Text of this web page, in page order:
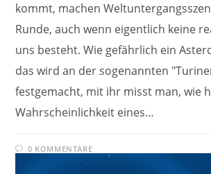
kommt, machen
Runde, auch wenn eigentlich keine
uns besteht. Wie gefährlich ein
das wird an der sogenannten
festgemacht, mit ihr misst man, wie
Wahrscheinlichkeit eines…
0 KOMMENTARE